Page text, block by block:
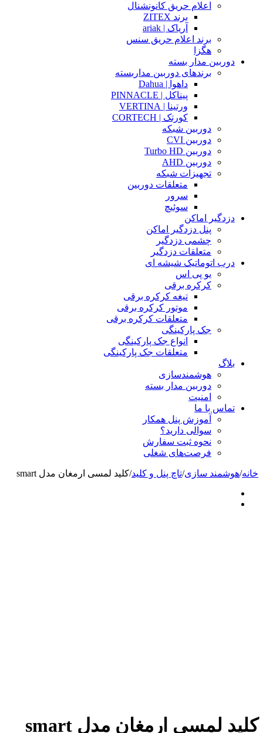
اعلام حریق کانونشنال
برند ZITEX
آریاک | ariak
برند اعلام حریق سنس
هگزا
دوربین مدار بسته
برندهای دوربین مداربسته
داهوا | Dahua
پیناکل | PINNACLE
ورتینا | VERTINA
کورتک | CORTECH
دوربین شبکه
دوربین CVI
دوربین Turbo HD
دوربین AHD
تجهیزات شبکه
متعلقات دوربین
سرور
سوئیچ
دزدگیر اماکن
پنل دزدگیر اماکن
چشمی دزدگیر
متعلقات دزدگیر
درب اتوماتیک شیشه ای
یو پی اس
کرکره برقی
تیغه کرکره برقی
موتور کرکره برقی
متعلقات کرکره برقی
جک پارکینگی
انواع جک پارکینگی
متعلقات جک پارکینگی
بلاگ
هوشمندسازی
دوربین مدار بسته
امنیت
تماس با ما
آموزش پنل همکار
سوالی دارید؟
نحوه ثبت سفارش
فرصت‌های شغلی
خانه/هوشمند سازی/تاچ پنل و کلید/کلید لمسی ارمغان مدل smart
کلید لمسی ارمغان مدل smart